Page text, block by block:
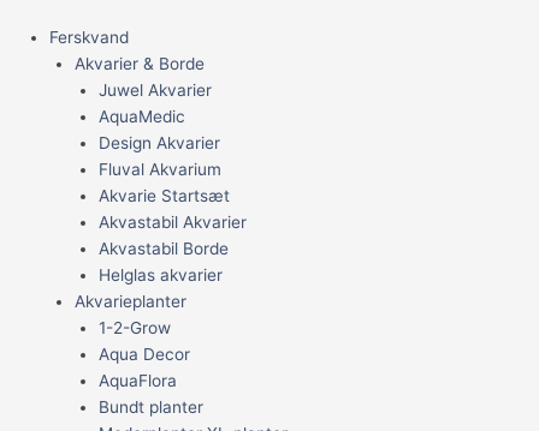
Ferskvand
Akvarier & Borde
Juwel Akvarier
AquaMedic
Design Akvarier
Fluval Akvarium
Akvarie Startsæt
Akvastabil Akvarier
Akvastabil Borde
Helglas akvarier
Akvarieplanter
1-2-Grow
Aqua Decor
AquaFlora
Bundt planter